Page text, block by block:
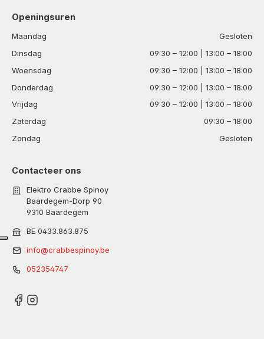
Openingsuren
Maandag
Gesloten
Dinsdag
09:30 – 12:00 | 13:00 – 18:00
Woensdag
09:30 – 12:00 | 13:00 – 18:00
Donderdag
09:30 – 12:00 | 13:00 – 18:00
Vrijdag
09:30 – 12:00 | 13:00 – 18:00
Zaterdag
09:30 – 18:00
Zondag
Gesloten
Contacteer ons
Elektro Crabbe Spinoy
Baardegem-Dorp 90
9310 Baardegem
BE 0433.863.875
info@crabbespinoy.be
052354747